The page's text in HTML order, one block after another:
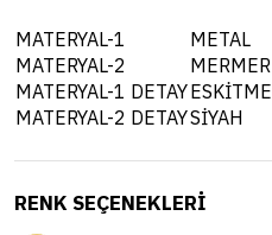
MATERYAL-1
METAL
MATERYAL-2
MERMER
MATERYAL-1 DETAYESKİTME
MATERYAL-2 DETAYSİYAH
RENK SEÇENEKLERİ